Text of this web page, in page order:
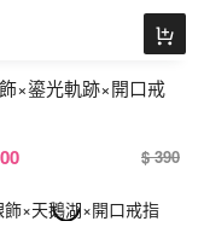
×鎏光軌跡×開口戒
$ 390